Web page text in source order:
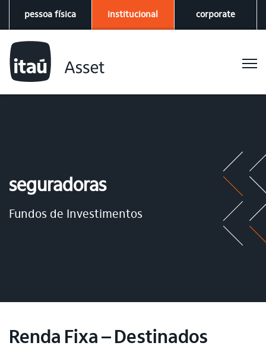
pessoa física institucional corporate
seguradoras
Fundos de Investimentos
Renda Fixa – Destinados